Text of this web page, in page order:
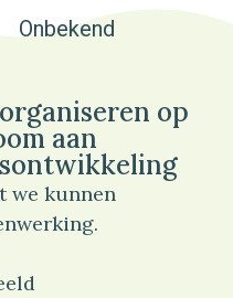
Onbekend
op
aan
we kunnen